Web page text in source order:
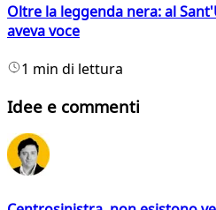
Oltre la leggenda nera: al
aveva voce
1 min di lettura
Idee e commenti